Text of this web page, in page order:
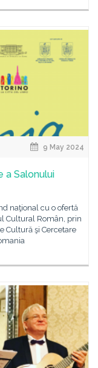
9 May 2024
a Salonului
naţional cu o ofertă
Cultural Român, prin
Cultură şi Cercetare